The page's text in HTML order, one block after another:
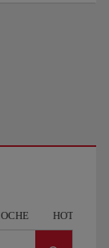
HOTEL